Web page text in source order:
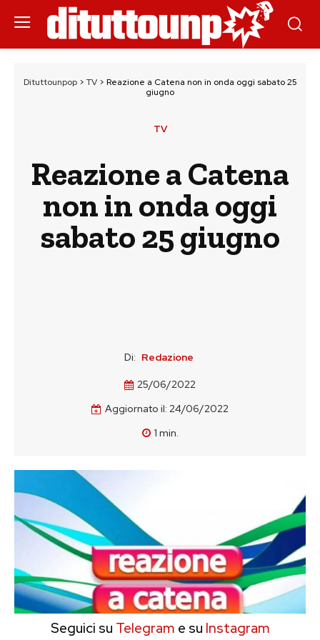
Dituttounpop> TV> Reazione a Catena non in onda oggi sabato 25
giugno
TV
Reazione a Catena
non in onda oggi
sabato 25 giugno
Di: Redazione
25/06/2022
Aggiornato il: 24/06/2022
1 min.
Seguici su Telegram e su Instagram